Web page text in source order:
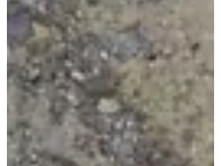
下流側で３３尾を釣り上げられました！
お二人とも数はもとより型の良さにも大
満足でお帰りになら...